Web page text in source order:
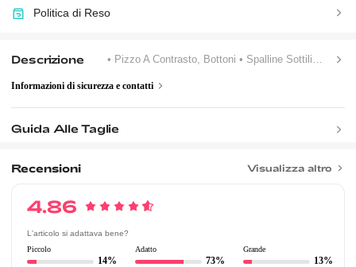
Politica di Reso
Descrizione • Pizzo A Contrasto, Bottoni • Spalline Sottili •
Informazioni di sicurezza e contatti
Guida Alle Taglie
Recensioni Visualizza altro
4.86
L'articolo si adattava bene?
Piccolo
14%
Adatto
73%
Grande
13%